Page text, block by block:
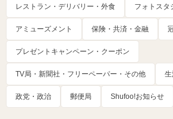
レストラン・デリバリー・外食 フォトスタ
アミューズメント 保険・共済・金融
プレゼントキャンペーン・クーポン
TV局・新聞社・フリーペーパー・その他 生
政党・政治 郵便局 Shufoo!お知らせ